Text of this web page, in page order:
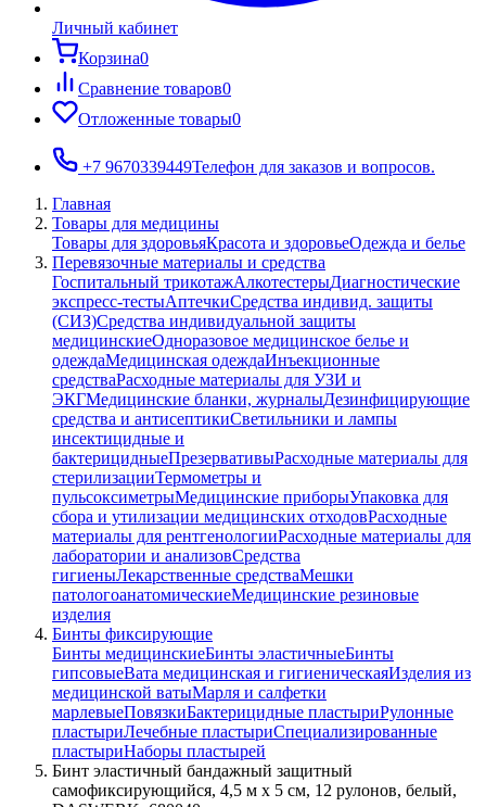
Личный кабинет
Корзина0
Сравнение товаров0
Отложенные товары0
+7 9670339449Телефон для заказов и вопросов.
Главная
Товары для медицины
Товары для здоровьяКрасота и здоровьеОдежда и белье
Перевязочные материалы и средства
Госпитальный трикотажАлкотестерыДиагностические
экспресс-тестыАптечкиСредства индивид. защиты
(СИЗ)Средства индивидуальной защиты
медицинскиеОдноразовое медицинское белье и
одеждаМедицинская одеждаИнъекционные
средстваРасходные материалы для УЗИ и
ЭКГМедицинские бланки, журналыДезинфицирующие
средства и антисептикиСветильники и лампы
инсектицидные и
бактерицидныеПрезервативыРасходные материалы для
стерилизацииТермометры и
пульсоксиметрыМедицинские приборыУпаковка для
сбора и утилизации медицинских отходовРасходные
материалы для рентгенологииРасходные материалы для
лаборатории и анализовСредства
гигиеныЛекарственные средстваМешки
патологоанатомическиеМедицинские резиновые
изделия
Бинты фиксирующие
Бинты медицинскиеБинты эластичныеБинты
гипсовыеВата медицинская и гигиеническаяИзделия из
медицинской ватыМарля и салфетки
марлевыеПовязкиБактерицидные пластыриРулонные
пластыриЛечебные пластыриСпециализированные
пластыриНаборы пластырей
Бинт эластичный бандажный защитный
самофиксирующийся, 4,5 м х 5 см, 12 рулонов, белый,